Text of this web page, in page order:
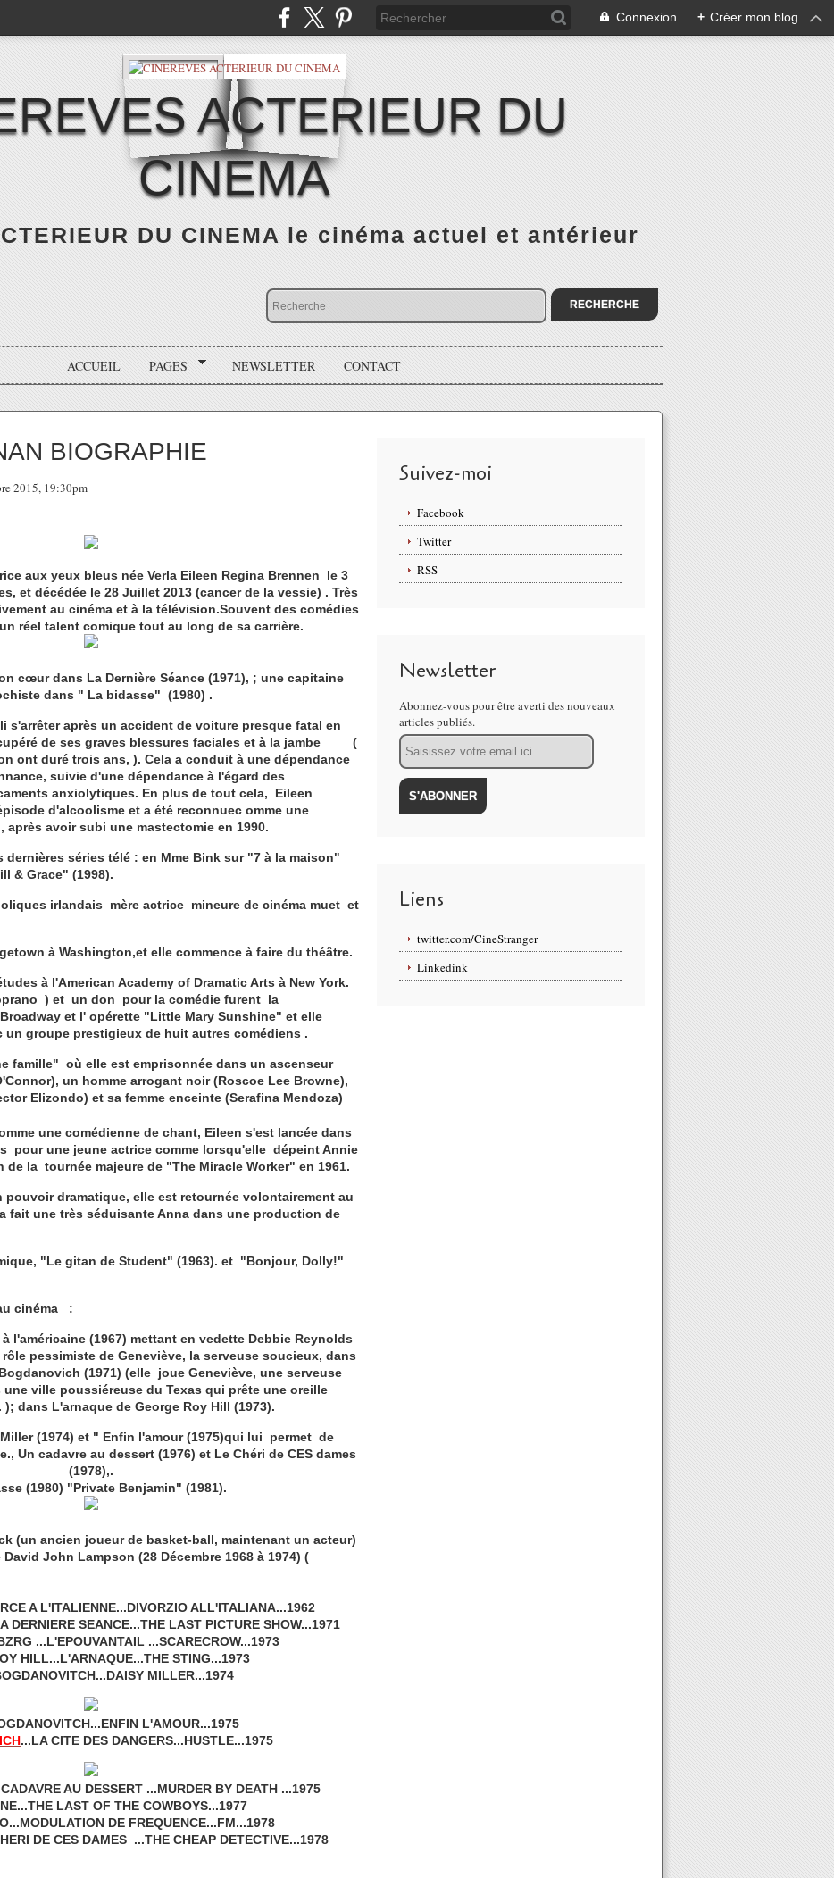
Connexion + Créer mon blog
ACTERIEUR DU
CINEMA
DU CINEMA le cinéma actuel et antérieur
ACCUEIL PAGES NEWSLETTER CONTACT
BIOGRAPHIE
2015, 19:30pm
aux yeux bleus née Verla Eileen Regina Brennen le 3
et décédée le 28 Juillet 2013 (cancer de la vessie) . Très
au cinéma et à la télévision.Souvent des comédies
réel talent comique tout au long de sa carrière.
cœur dans La Dernière Séance (1971), ; une capitaine
dans " La bidasse" (1980) .
s'arrêter après un accident de voiture presque fatal en
de ses graves blessures faciales et à la jambe (
ont duré trois ans, ). Cela a conduit à une dépendance
suivie d'une dépendance à l'égard des
anxiolytiques. En plus de tout cela, Eileen
d'alcoolisme et a été reconnuec omme une
avoir subi une mastectomie en 1990.
dernières séries télé : en Mme Bink sur "7 à la maison"
& Grace" (1998).
irlandais mère actrice mineure de cinéma muet et
à Washington,et elle commence à faire du théâtre.
à l'American Academy of Dramatic Arts à New York.
) et un don pour la comédie furent la
et l' opérette "Little Mary Sunshine" et elle
un groupe prestigieux de huit autres comédiens .
famille" où elle est emprisonnée dans un ascenseur
un homme arrogant noir (Roscoe Lee Browne),
Elizondo) et sa femme enceinte (Serafina Mendoza)
une comédienne de chant, Eileen s'est lancée dans
pour une jeune actrice comme lorsqu'elle dépeint Annie
la tournée majeure de "The Miracle Worker" en 1961.
dramatique, elle est retournée volontairement au
fait une très séduisante Anna dans une production de
"Le gitan de Student" (1963). et "Bonjour, Dolly!"
cinéma :
l'américaine (1967) mettant en vedette Debbie Reynolds
pessimiste de Geneviève, la serveuse soucieux, dans
(1971) (elle joue Geneviève, une serveuse
ville poussiéreuse du Texas qui prête une oreille
dans L'arnaque de George Roy Hill (1973).
(1974) et " Enfin l'amour (1975)qui lui permet de
Un cadavre au dessert (1976) et Le Chéri de CES dames
(1978),.
(1980) "Private Benjamin" (1981).
(un ancien joueur de basket-ball, maintenant un acteur)
John Lampson (28 Décembre 1968 à 1974) (
A L'ITALIENNE...DIVORZIO ALL'ITALIANA...1962
DERNIERE SEANCE...THE LAST PICTURE SHOW...1971
...L'EPOUVANTAIL ...SCARECROW...1973
HILL...L'ARNAQUE...THE STING...1973
MILLER...1974
L'AMOUR...1975
...LA CITE DES DANGERS...HUSTLE...1975
AU DESSERT ...MURDER BY DEATH ...1975
LAST OF THE COWBOYS...1977
DE FREQUENCE...FM...1978
DE CES DAMES ...THE CHEAP DETECTIVE...1978
Suivez-moi
Facebook
Twitter
RSS
Newsletter
Abonnez-vous pour être averti des nouveaux
articles publiés.
Email
Liens
twitter.com/CineStranger
Linkedink